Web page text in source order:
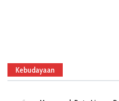
Kebudayaan